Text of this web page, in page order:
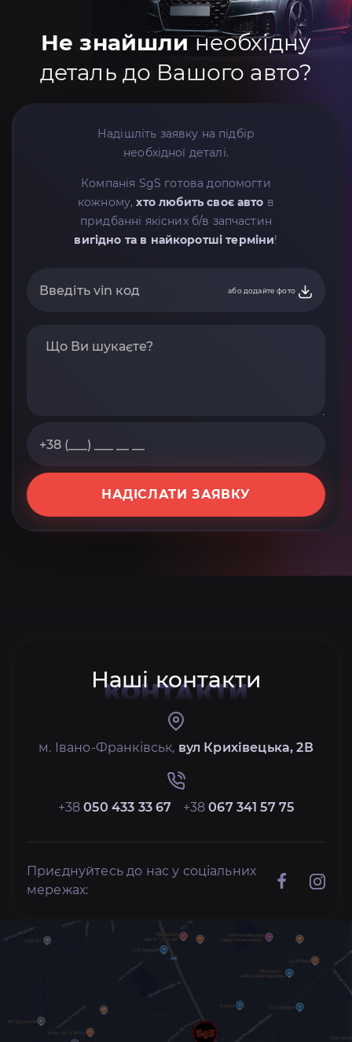
Не знайшлинеобхідну
деталь до Вашого авто?
Надішліть заявку на підбір
необхідної деталі.
Компанія SgS готова допомогти
кожному,хто любить своє авто в
придбанні якісних б/в запчастин
вигідно та в найкоротші терміни!
або додайте фото
НАДІСЛАТИ ЗАЯВКУ
Наші контакти
КОНТАКТИ
м. Івано-Франківськ, вул Крихівецька, 2В
+38050 433 33 67 +38067 341 57 75
Приєднуйтесь до нас у соціальних
мережах: